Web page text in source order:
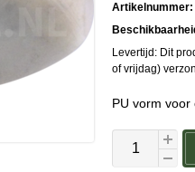
Artikelnummer:
Levertijd: Dit
of vrijdag)
PU vorm voor